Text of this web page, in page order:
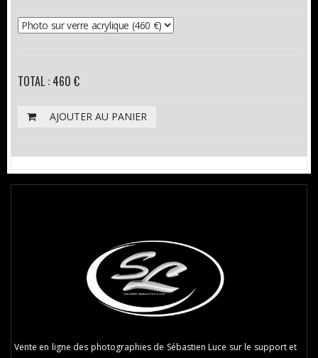
TOTAL : 460 €
AJOUTER AU PANIER
Vente en ligne des photographies de Sébastien Luce sur le support et